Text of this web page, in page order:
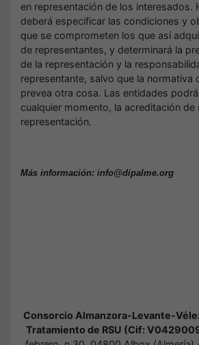
en representación de los interesados.
deberá especificar las condiciones y
que se comprometen los que así
de representantes, y determinará la
de la representación y la
representante, salvo que la normativa
prevea otra cosa. Las entidades
cualquier momento, la acreditación de
representación.
Más información: info@dipalme.org
Consorcio Almanzora-Levante-
Tratamiento de RSU (Cif: